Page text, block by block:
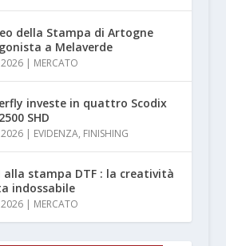
della Stampa di Artogne
a Melaverde
| MERCATO
investe in quattro Scodix
SHD
| EVIDENZA, FINISHING
alla stampa DTF : la creatività
indossabile
| MERCATO